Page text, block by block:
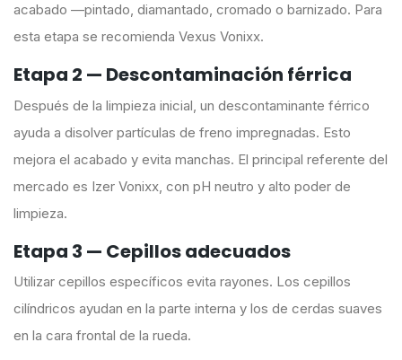
acabado —pintado, diamantado, cromado o barnizado. Para
esta etapa se recomienda Vexus Vonixx.
Etapa 2 — Descontaminación férrica
Después de la limpieza inicial, un descontaminante férrico
ayuda a disolver partículas de freno impregnadas. Esto
mejora el acabado y evita manchas. El principal referente del
mercado es Izer Vonixx, con pH neutro y alto poder de
limpieza.
Etapa 3 — Cepillos adecuados
Utilizar cepillos específicos evita rayones. Los cepillos
cilíndricos ayudan en la parte interna y los de cerdas suaves
en la cara frontal de la rueda.